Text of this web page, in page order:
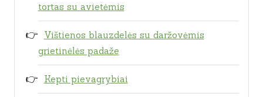
tortas su avietėmis
Vištienos blauzdelės su daržovėmis
grietinėlės padaže
Kepti pievagrybiai